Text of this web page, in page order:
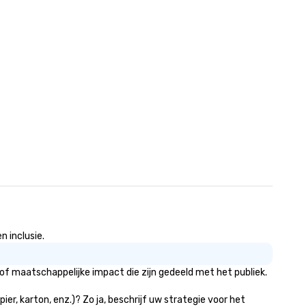
inclusie.
maatschappelijke impact die zijn gedeeld met het publiek.
karton, enz.)? Zo ja, beschrijf uw strategie voor het